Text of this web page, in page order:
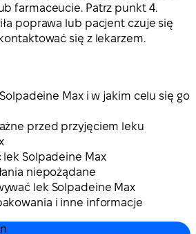
farmaceucie. Patrz punkt 4.
poprawa lub pacjent czuje się
się z lekarzem.
Max i w jakim celu się go
przed przyjęciem leku
lek Solpadeine Max
niepożądane
lek Solpadeine Max
i inne informacje